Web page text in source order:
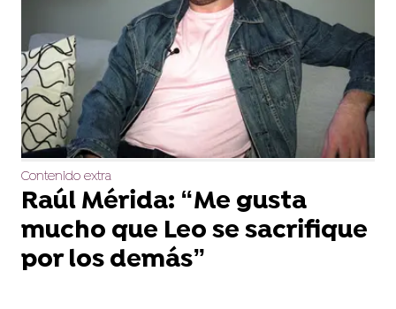
Contenido extra
Raúl Mérida: “Me gusta
mucho que Leo se sacrifique
por los demás”